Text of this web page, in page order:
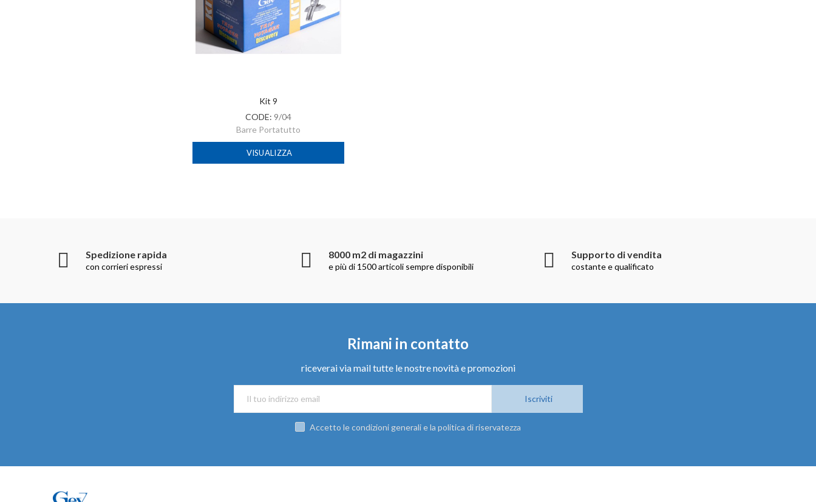
Kit 9
CODE: 9/04
Barre Portatutto
VISUALIZZA
Spedizione rapida
con corrieri espressi
8000 m2 di magazzini
e più di 1500 articoli sempre disponibili
Supporto di vendita
costante e qualificato
Rimani in contatto
riceverai via mail tutte le nostre novità e promozioni
Iscriviti
Accetto le condizioni generali e la politica di riservatezza